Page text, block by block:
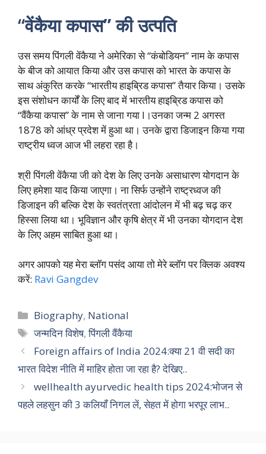
“वेंकैया कपास” की उत्पति
उस समय पिंगली वेंकैया ने अमेरिका से “कंबोडियन” नाम के कपास
के बीज को आयात किया और उस कपास को भारत के कपास के
साथ अंकुरित करके “भारतीय हाइब्रिड कपास” तैयार किया। उसके
इस संशोधन कार्यों के लिए बाद में भारतीय हाइब्रिड कपास को
“वैंकैया कपास” के नाम से जाना गया l।उनका जन्म 2 अगस्त
1878 को आंध्र प्रदेश में हुआ था। उनके द्वारा डिजाइन किया गया
राष्ट्रीय ध्वज आज भी लहरा रहा है।
श्री पिंगली वेंकैया जी को देश के लिए उनके असाधारण योगदान के
लिए हमेशा याद किया जाएगा। ना सिर्फ उन्होंने राष्ट्रध्वज की
डिजाइन की बल्कि देश के स्वतंत्रता आंदोलन में भी बढ़ चढ़ कर
हिस्सा लिया था। भूविज्ञान और कृषि क्षेत्र में भी उनका योगदान देश
के लिए अहम साबित हुआ था।
अगर आपको यह मेरा ब्लॉग पसंद आया तो मेरे ब्लॉग पर क्लिक अवश्य
करें: Ravi Gangdev
Categories
Biography, National
Tags
जन्मदिन विशेष,पिंगली वैंकैया
Foreign affairs of India 2024:क्या 21 वी सदी का
भारत विदेश नीति में माहिर होता जा रहा है? देखिए..
wellhealth ayurvedic health tips 2024:भोजन से
पहले लहसुन की 3 कलियाँ निगल लें, सेहत में होगा भरपूर लाभ..